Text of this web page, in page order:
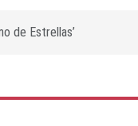
de Estrellas’